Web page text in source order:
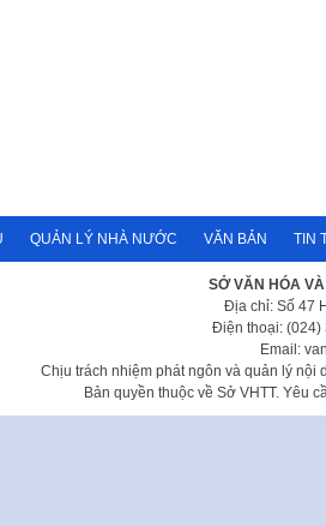
QUẢN LÝ NHÀ NƯỚC VĂN BẢN TIN
SỞ VĂN HÓA
Địa chỉ: Số 47
Điện thoại: (024)
Email:
Chịu trách nhiệm phát ngôn và quản lý nội
Bản quyền thuộc về Sở VHTT. Yêu